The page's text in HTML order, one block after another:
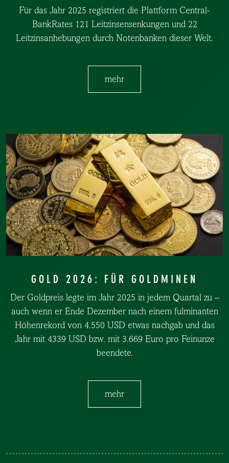
Für das Jahr 2025 registriert die Plattform Central-
BankRates 121 Leitzinsensenkungen und 22
Leitzinsanhebungen durch Notenbanken dieser Welt.
mehr
GOLD 2026: FÜR GOLDMINEN
Der Goldpreis legte im Jahr 2025 in jedem Quartal zu –
auch wenn er Ende Dezember nach einem fulminanten
Höhenrekord von 4.550 USD etwas nachgab und das
Jahr mit 4339 USD bzw. mit 3.669 Euro pro Feinunze
beendete.
mehr